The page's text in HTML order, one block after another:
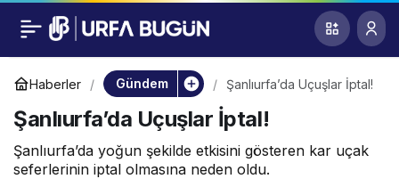
Haberler Gündem Şanlıurfa’da Uçuşlar İptal!
Şanlıurfa’da Uçuşlar İptal!
Şanlıurfa’da yoğun şekilde etkisini gösteren kar uçak
seferlerinin iptal olmasına neden oldu.
Şanlıurfa’da Uçuşlar
İptal!
0